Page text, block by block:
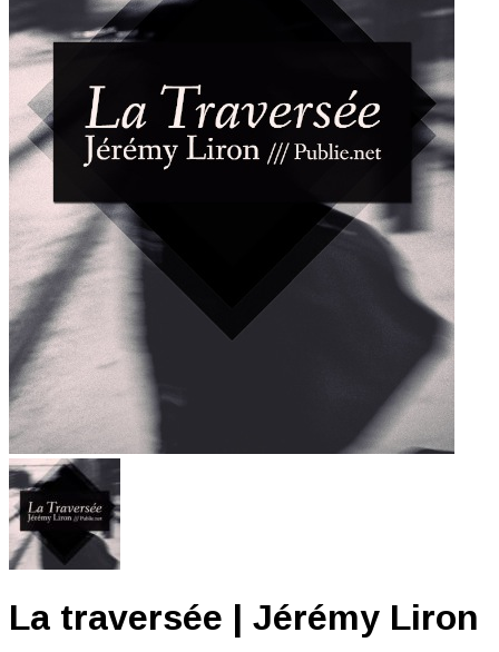
La traversée | Jérémy Liron